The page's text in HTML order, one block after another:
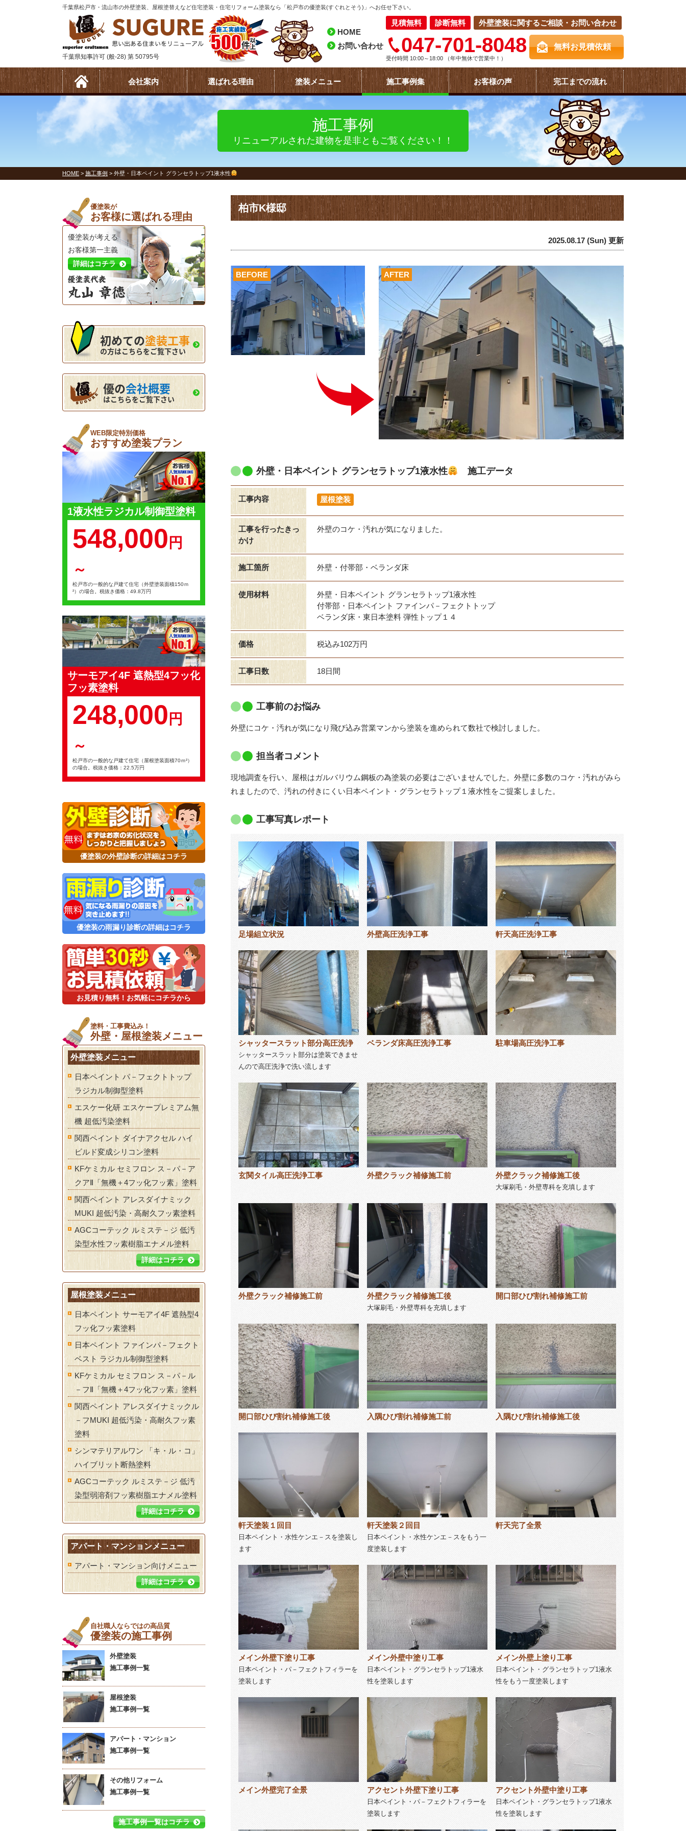
千葉県松戸市・流山市の外壁塗装、屋根塗替えなど住宅塗装・住宅リフォーム塗装なら「松戸市の優塗装(すぐれとそう)」へお任せ下さい。
千葉県知事許可 (般-28) 第 50795号
HOME
お問い合わせ
見積無料 診断無料 外壁塗装に関するご相談・お問い合わせ
047-701-8048
受付時間 10:00～18:00 （年中無休で営業中！）
無料お見積依頼
会社案内 選ばれる理由 塗装メニュー 施工事例集 お客様の声 完工までの流れ
施工事例
リニューアルされた建物を是非ともご覧ください！！
HOME > 施工事例 > 外壁・日本ペイント グランセラトップ1液水性
柏市K様邸
2025.08.17 (Sun) 更新
AFTER
BEFORE
外壁・日本ペイント グランセラトップ1液水性 施工データ
工事内容 屋根塗装
工事を行ったきっ
かけ
外壁のコケ・汚れが気になりました。
施工箇所 外壁・付帯部・ベランダ床
使用材料
外壁・日本ペイント グランセラトップ1液水性
付帯部・日本ペイント ファインパ－フェクトトップ
ベランダ床・東日本塗料 弾性トップ１４
価格 税込み102万円
工事日数 18日間
工事前のお悩み
外壁にコケ・汚れが気になり飛び込み営業マンから塗装を進められて数社で検討しました。
担当者コメント
現地調査を行い、屋根はガルバリウム鋼板の為塗装の必要はございませんでした。外壁に多数のコケ・汚れがみら
れましたので、汚れの付きにくい日本ペイント・グランセラトップ１液水性をご提案しました。
工事写真レポート
足場組立状況 外壁高圧洗浄工事 軒天高圧洗浄工事
シャッタースラット部分高圧洗浄
シャッタースラット部分は塗装できませ
んので高圧洗浄で洗い流します
ベランダ床高圧洗浄工事 駐車場高圧洗浄工事
玄関タイル高圧洗浄工事 外壁クラック補修施工前 外壁クラック補修施工後
大塚刷毛・外壁専科を充填します
外壁クラック補修施工前 外壁クラック補修施工後
大塚刷毛・外壁専科を充填します
開口部ひび割れ補修施工前
開口部ひび割れ補修施工後 入隅ひび割れ補修施工前 入隅ひび割れ補修施工後
軒天塗装１回目
日本ペイント・水性ケンエ－スを塗装し
ます
軒天塗装２回目
日本ペイント・水性ケンエ－スをもう一
度塗装します
軒天完了全景
メイン外壁下塗り工事
日本ペイント・パ－フェクトフィラーを
塗装します
メイン外壁中塗り工事
日本ペイント・グランセラトップ1液水
性を塗装します
メイン外壁上塗り工事
日本ペイント・グランセラトップ1液水
性をもう一度塗装します
メイン外壁完了全景 アクセント外壁下塗り工事
日本ペイント・パ－フェクトフィラーを
塗装します
アクセント外壁中塗り工事
日本ペイント・グランセラトップ1液水
性を塗装します
優塗装が
お客様に選ばれる理由
優塗装が考える
お客様第一主義
詳細はコチラ
初めての塗装工事
の方はこちらをご覧下さい
優の会社概要
はこちらをご覧下さい
WEB限定特別価格
おすすめ塗装プラン
1液水性ラジカル制御型塗料
548,000 円
～
松戸市の一般的な戸建て住宅（外壁塗装面積150ｍ
²）の場合。税抜き価格：49.8万円
サーモアイ4F 遮熱型4フッ化
フッ素塗料
248,000 円
～
松戸市の一般的な戸建て住宅（屋根塗装面積70ｍ²）
の場合。税抜き価格：22.5万円
優塗装の外壁診断の詳細はコチラ
優塗装の雨漏り診断の詳細はコチラ
お見積り無料！お気軽にコチラから
塗料・工事費込み！
外壁・屋根塗装メニュー
外壁塗装メニュー
日本ペイント パ－フェクトトップ
ラジカル制御型塗料
エスケー化研 エスケープレミアム無
機 超低汚染塗料
関西ペイント ダイナアクセル ハイ
ビルド変成シリコン塗料
KFケミカル セミフロン ス－パ－ア
クアⅡ「無機＋4フッ化フッ素」塗料
関西ペイント アレスダイナミック
MUKI 超低汚染・高耐久フッ素塗料
AGCコーテック ルミステ－ジ 低汚
染型水性フッ素樹脂エナメル塗料
詳細はコチラ
屋根塗装メニュー
日本ペイント サーモアイ4F 遮熱型4
フッ化フッ素塗料
日本ペイント ファインパ－フェクト
ベスト ラジカル制御型塗料
KFケミカル セミフロン ス－パ－ル
－フⅡ「無機＋4フッ化フッ素」塗料
関西ペイント アレスダイナミックル
－フMUKI 超低汚染・高耐久フッ素
塗料
シンマテリアルワン 「キ・ル・コ」
ハイブリット断熱塗料
AGCコーテック ルミステ－ジ 低汚
染型弱溶剤フッ素樹脂エナメル塗料
詳細はコチラ
アパート・マンションメニュー
アパート・マンション向けメニュー
詳細はコチラ
自社職人ならではの高品質
優塗装の施工事例
外壁塗装
施工事例一覧
屋根塗装
施工事例一覧
アパート・マンション
施工事例一覧
その他リフォーム
施工事例一覧
施工事例一覧はコチラ